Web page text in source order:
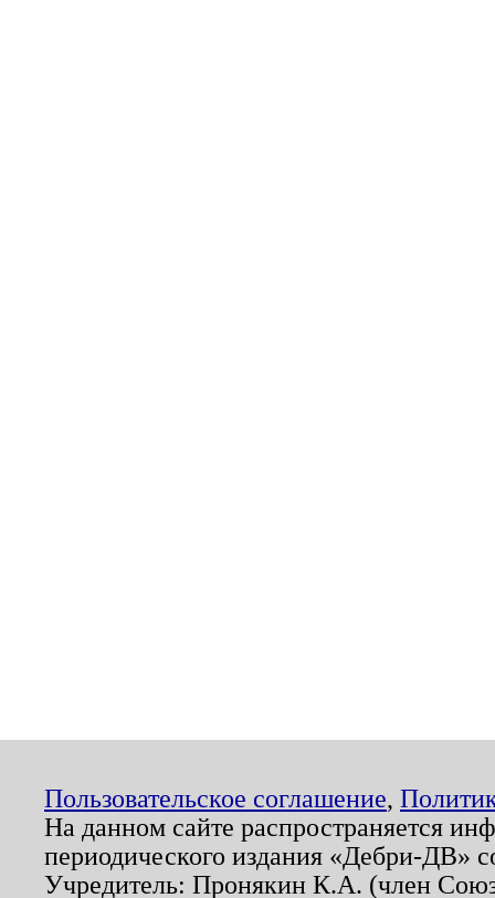
Пользовательское соглашение,
На данном сайте распространяется
периодического издания «Дебри-ДВ»
Учредитель: Пронякин К.А. (член